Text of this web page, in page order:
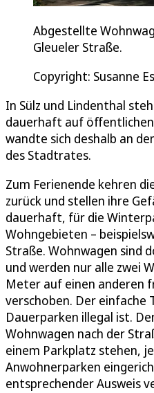
Abgestellte
Gleueler Straße.
Copyright: Susanne
In Sülz und Lindenthal
dauerhaft auf
wandte sich deshalb an
des Stadtrates.
Zum Ferienende kehren
zurück und stellen ihre
dauerhaft, für die
Wohngebieten –
Straße. Wohnwagen sind
und werden nur alle zwei
Meter auf einen anderen
verschoben. Der einfache
Dauerparken illegal ist.
Wohnwagen nach der
einem Parkplatz stehen,
Anwohnerparken
entsprechender Ausweis